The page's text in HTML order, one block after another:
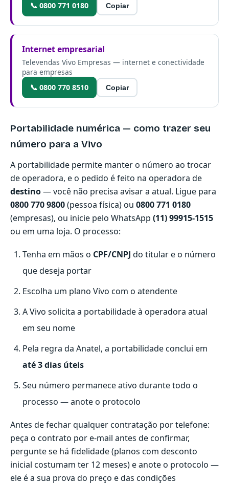
📞 0800 771 0180
Copiar
Internet empresarial
Televendas Vivo Empresas — internet e conectividade
para empresas
📞 0800 770 8510
Copiar
Portabilidade numérica — como trazer seu
número para a Vivo
A portabilidade permite manter o número ao trocar
de operadora, e o pedido é feito na operadora de
destino— você não precisa avisar a atual. Ligue para
0800 770 9800(pessoa física) ou 0800 771 0180
(empresas), ou inicie pelo WhatsApp (11) 99915-1515
ou em uma loja. O processo:
Tenha em mãos o CPF/CNPJ do titular e o número
que deseja portar
Escolha um plano Vivo com o atendente
A Vivo solicita a portabilidade à operadora atual
em seu nome
Pela regra da Anatel, a portabilidade conclui em
até 3 dias úteis
Seu número permanece ativo durante todo o
processo — anote o protocolo
Antes de fechar qualquer contratação por telefone:
peça o contrato por e-mail antes de confirmar,
pergunte se há fidelidade (planos com desconto
inicial costumam ter 12 meses) e anote o protocolo —
ele é a sua prova do preço e das condições